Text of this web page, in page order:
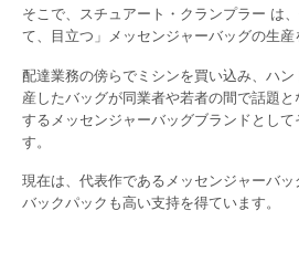
そこで、スチュアート・クランプラー は
て、目立つ」メッセンジャーバッグの生産
配達業務の傍らでミシンを買い込み、ハ
産したバッグが同業者や若者の間で話題
するメッセンジャーバッグブランドとし
す。
現在は、代表作であるメッセンジャーバ
バックパックも高い支持を得ています。